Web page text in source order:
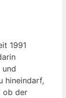
1991
und
hineindarf,
ob der